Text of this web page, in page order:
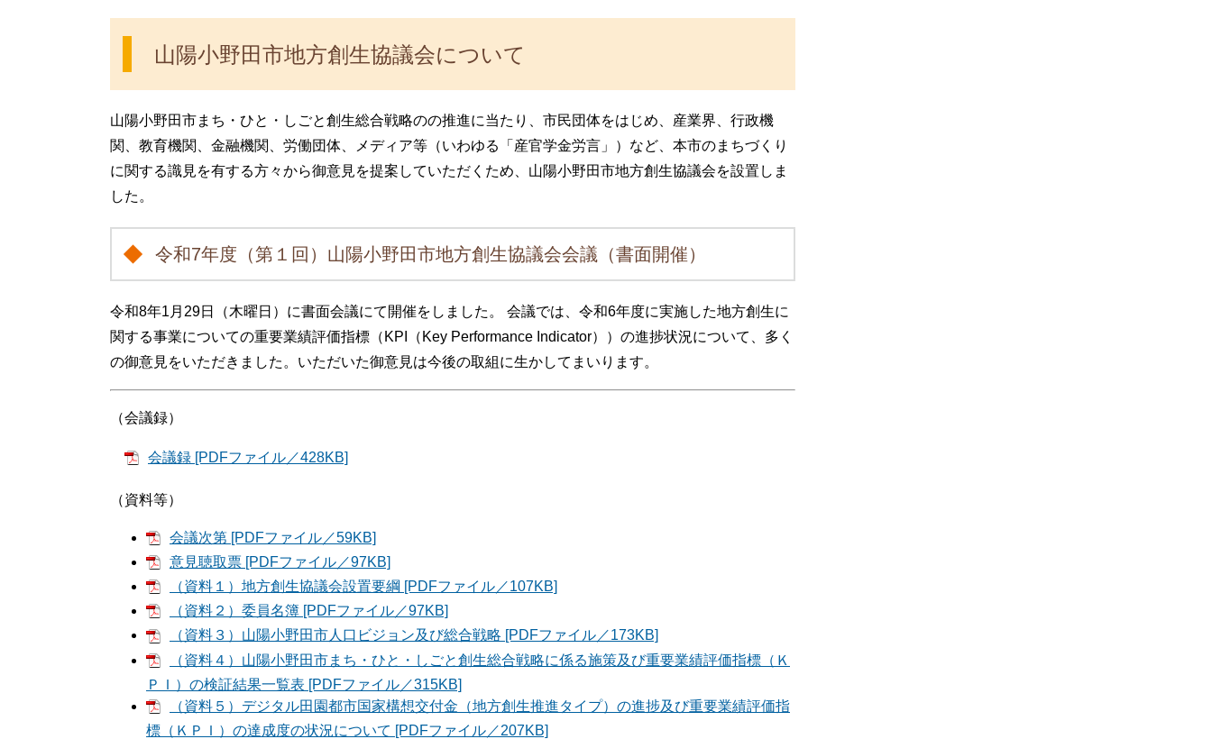
山陽小野田市地方創生協議会について
山陽小野田市まち・ひと・しごと創生総合戦略のの推進に当たり、市民団体をはじめ、産業界、行政機
関、教育機関、金融機関、労働団体、メディア等（いわゆる「産官学金労言」）など、本市のまちづくり
に関する識見を有する方々から御意見を提案していただくため、山陽小野田市地方創生協議会を設置しま
した。
令和7年度（第１回）山陽小野田市地方創生協議会会議（書面開催）
令和8年1月29日（木曜日）に書面会議にて開催をしました。 会議では、令和6年度に実施した地方創生に
関する事業についての重要業績評価指標（KPI（Key Performance Indicator））の進捗状況について、多く
の御意見をいただきました。いただいた御意見は今後の取組に生かしてまいります。
（会議録）
会議録 [PDFファイル／428KB]
（資料等）
会議次第 [PDFファイル／59KB]
意見聴取票 [PDFファイル／97KB]
（資料１）地方創生協議会設置要綱 [PDFファイル／107KB]
（資料２）委員名簿 [PDFファイル／97KB]
（資料３）山陽小野田市人口ビジョン及び総合戦略 [PDFファイル／173KB]
（資料４）山陽小野田市まち・ひと・しごと創生総合戦略に係る施策及び重要業績評価指標（Ｋ
ＰＩ）の検証結果一覧表 [PDFファイル／315KB]
（資料５）デジタル田園都市国家構想交付金（地方創生推進タイプ）の進捗及び重要業績評価指
標（ＫＰＩ）の達成度の状況について [PDFファイル／207KB]